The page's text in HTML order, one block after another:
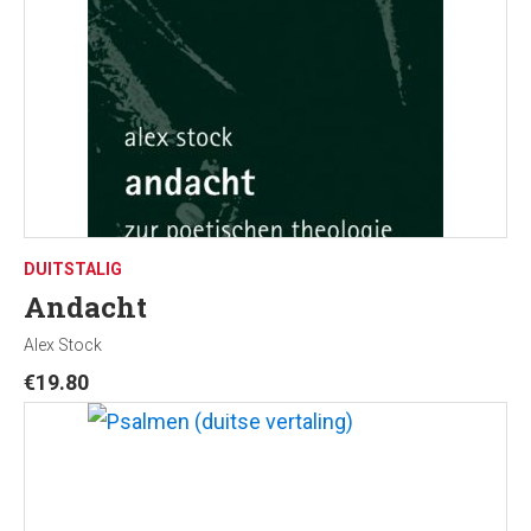
DUITSTALIG
Andacht
Alex Stock
€19.80